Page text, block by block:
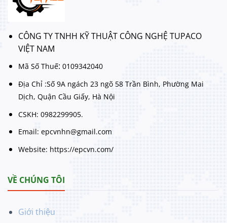
CÔNG TY TNHH KỸ THUẬT CÔNG NGHỆ TUPACO
VIỆT NAM
Mã Số Thuế: 0109342040
Địa Chỉ :Số 9A ngách 23 ngõ 58 Trần Bình, Phường Mai
Dịch, Quận Cầu Giấy, Hà Nội
CSKH: 0982299905.
Email: epcvnhn@gmail.com
Website: https://epcvn.com/
VỀ CHÚNG TÔI
Giới thiệu